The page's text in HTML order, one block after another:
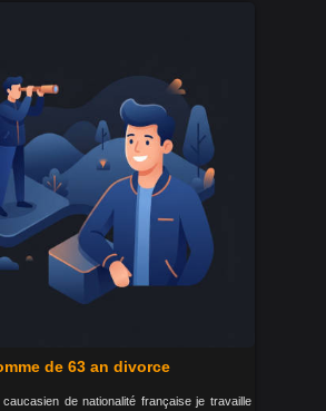
de 63 an divorce
de nationalité française je travaille